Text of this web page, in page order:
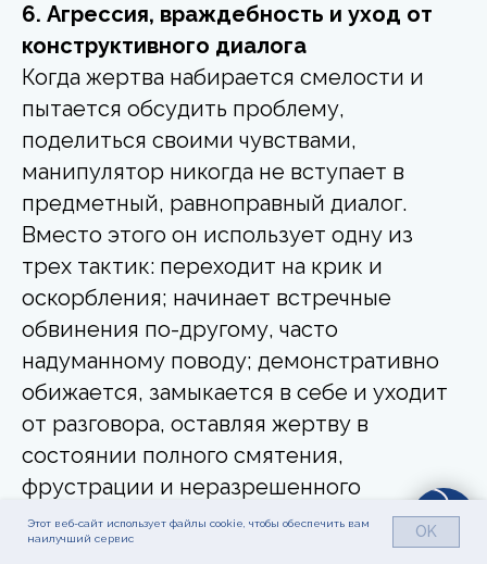
6. Агрессия, враждебность и уход от
конструктивного диалога
Когда жертва набирается смелости и
пытается обсудить проблему,
поделиться своими чувствами,
манипулятор никогда не вступает в
предметный, равноправный диалог.
Вместо этого он использует одну из
трех тактик: переходит на крик и
оскорбления; начинает встречные
обвинения по-другому, часто
надуманному поводу; демонстративно
обижается, замыкается в себе и уходит
от разговора, оставляя жертву в
состоянии полного смятения,
фрустрации и неразрешенного
конфликта.
Этот веб-сайт использует файлы cookie, чтобы обеспечить вам
наилучший сервис
OK